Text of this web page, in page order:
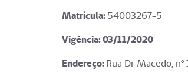
Matrícula:54003267-5
Vigência: 03/11/2020
Endereço:Rua Dr Macedo,